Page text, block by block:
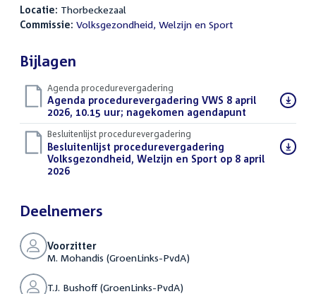
Locatie: Thorbeckezaal
Commissie: Volksgezondheid, Welzijn en Sport
Bijlagen
Agenda procedurevergadering
Download
bestand:
Agenda procedurevergadering VWS 8 april
2026, 10.15 uur; nagekomen agendapunt
Besluitenlijst procedurevergadering
Download
bestand:
Besluitenlijst procedurevergadering
Volksgezondheid, Welzijn en Sport op 8 april
2026(PDF)
Deelnemers
Voorzitter
M. Mohandis (GroenLinks-PvdA)
T.J. Bushoff (GroenLinks-PvdA)